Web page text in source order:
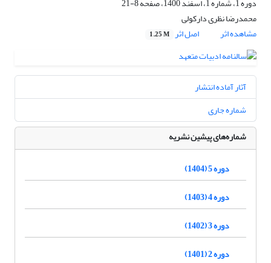
دوره 1، شماره 1، اسفند 1400، صفحه
8-21
محمدرضا نظری دارکولی
مشاهده اثر
اصل اثر 1.25 M
آثار آماده انتشار
شماره جاری
شماره‌های پیشین نشریه
دوره 5 (1404)
دوره 4 (1403)
دوره 3 (1402)
دوره 2 (1401)